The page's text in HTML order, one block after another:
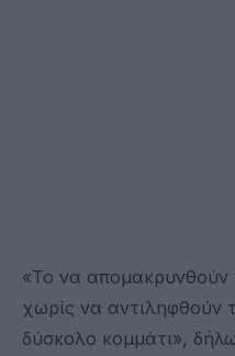
«Το να απομακρυνθούν
χωρίς να αντιληφθούν
δύσκολο κομμάτι»,